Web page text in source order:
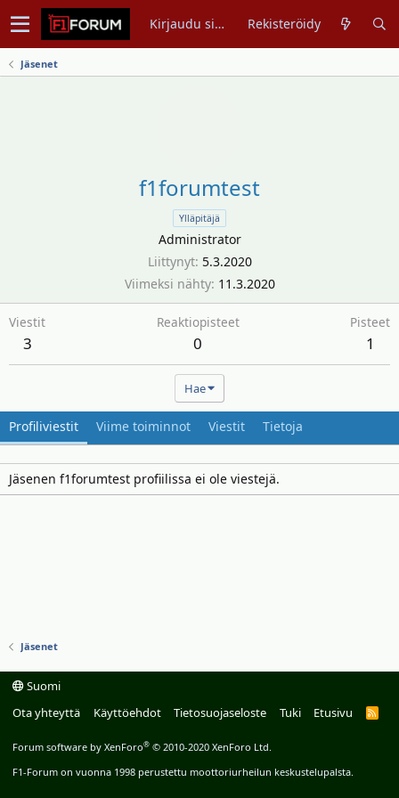
Kirjaudu sisään Rekisteröidy
Jäsenet
f1forumtest
Ylläpitäjä
Administrator
Liittynyt 5.3.2020
Viimeksi nähty 11.3.2020
Viestit
3
Reaktiopisteet
0
Pisteet
1
Hae
Profiliviestit Viime toiminnot Viestit Tietoja
Jäsenen f1forumtest profiilissa ei ole viestejä.
Jäsenet
Suomi
Ota yhteyttä
Käyttöehdot Tietosuojaseloste Tuki Etusivu
R
Forum software by XenForo® © 2010-2020 XenForo Ltd.
F1-Forum on vuonna 1998 perustettu moottoriurheilun keskustelupalsta.